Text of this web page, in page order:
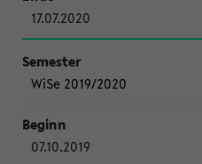
17.07.2020
WiSe 2019/2020
07.10.2019